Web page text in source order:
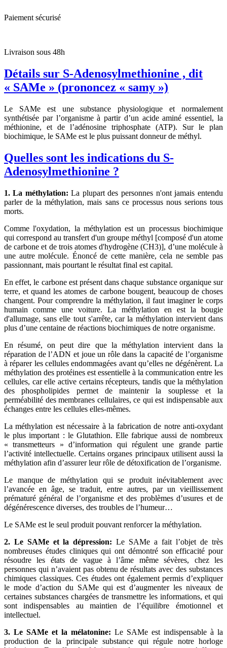
Paiement sécurisé
Livraison sous 48h
Détails sur S-Adenosylmethionine , dit
« SAMe » (prononcez « samy »)
Le SAMe est une substance physiologique et normalement
synthétisée par l’organisme à partir d’un acide aminé essentiel, la
méthionine, et de l’adénosine triphosphate (ATP). Sur le plan
biochimique, le SAMe est le plus puissant donneur de méthyl.
Quelles sont les indications du S-
Adenosylmethionine ?
1. La méthylation: La plupart des personnes n'ont jamais entendu
parler de la méthylation, mais sans ce processus nous serions tous
morts.
Comme l'oxydation, la méthylation est un processus biochimique
qui correspond au transfert d'un groupe méthyl [composé d'un atome
de carbone et de trois atomes d'hydrogène (CH3)], d’une molécule à
une autre molécule. Énoncé de cette manière, cela ne semble pas
passionnant, mais pourtant le résultat final est capital.
En effet, le carbone est présent dans chaque substance organique sur
terre, et quand les atomes de carbone bougent, beaucoup de choses
changent. Pour comprendre la méthylation, il faut imaginer le corps
humain comme une voiture. La méthylation en est la bougie
d'allumage, sans elle tout s'arrête, car la méthylation intervient dans
plus d’une centaine de réactions biochimiques de notre organisme.
En résumé, on peut dire que la méthylation intervient dans la
réparation de l’ADN et joue un rôle dans la capacité de l’organisme
à réparer les cellules endommagées avant qu’elles ne dégénèrent. La
méthylation des protéines est essentielle à la communication entre les
cellules, car elle active certains récepteurs, tandis que la méthylation
des phospholipides permet de maintenir la souplesse et la
perméabilité des membranes cellulaires, ce qui est indispensable aux
échanges entre les cellules elles-mêmes.
La méthylation est nécessaire à la fabrication de notre anti-oxydant
le plus important : le Glutathion. Elle fabrique aussi de nombreux
« transmetteurs » d’information qui régulent une grande partie
l’activité intellectuelle. Certains organes principaux utilisent aussi la
méthylation afin d’assurer leur rôle de détoxification de l’organisme.
Le manque de méthylation qui se produit inévitablement avec
l’avancée en âge, se traduit, entre autres, par un vieillissement
prématuré général de l’organisme et des problèmes d’usures et de
dégénérescence diverses, des troubles de l’humeur…
Le SAMe est le seul produit pouvant renforcer la méthylation.
2. Le SAMe et la dépression: Le SAMe a fait l’objet de très
nombreuses études cliniques qui ont démontré son efficacité pour
résoudre les états de vague à l’âme même sévères, chez les
personnes qui n’avaient pas obtenu de résultats avec des substances
chimiques classiques. Ces études ont également permis d’expliquer
le mode d’action du SAMe qui est d’augmenter les niveaux de
certaines substances chargées de transmettre les informations, et qui
sont indispensables au maintien de l’équilibre émotionnel et
intellectuel.
3. Le SAMe et la mélatonine: Le SAMe est indispensable à la
production de la principale substance qui régule notre horloge